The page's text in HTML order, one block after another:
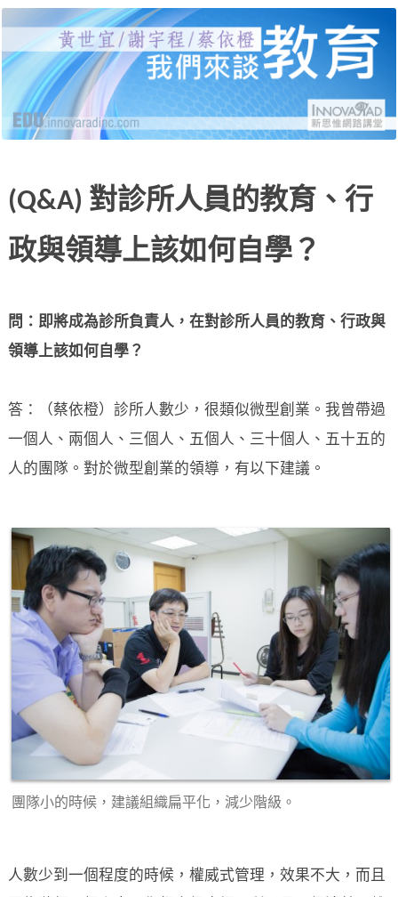
新思惟網路講堂：我們來
談教育
黃世宜老師、謝宇程研究員、蔡依橙醫師，分別
就受教育、自我教育、給教育三個面向，說明當
代的困境與解答，並有線上提問與回覆。
(Q&A) 對診所人員的教育、行
政與領導上該如何自學？
問：即將成為診所負責人，在對診所人員的教育、行政與
領導上該如何自學？
答：（蔡依橙）診所人數少，很類似微型創業。我曾帶過
一個人、兩個人、三個人、五個人、三十個人、五十五的
人的團隊。對於微型創業的領導，有以下建議。
團隊小的時候，建議組織扁平化，減少階級。
人數少到一個程度的時候，權威式管理，效果不大，而且